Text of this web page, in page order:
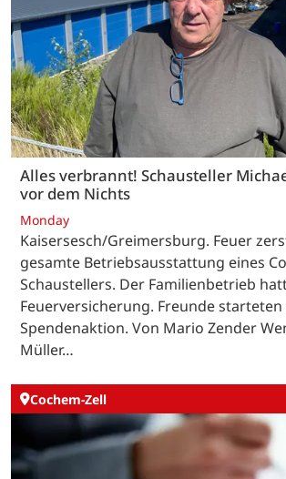
Alles verbrannt! Schausteller
vor dem Nichts
Monday
Kaisersesch/Greimersburg. Feuer
gesamte Betriebsausstattung eines
Schaustellers. Der Familienbetrieb
Feuerversicherung. Freunde starteten
Spendenaktion. Von Mario Zender
Müller…
Cochem-Zell